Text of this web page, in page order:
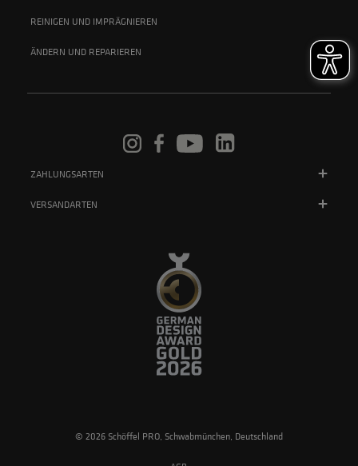
REINIGEN UND IMPRÄGNIEREN
ÄNDERN UND REPARIEREN
ZAHLUNGSARTEN
VERSANDARTEN
© 2026 Schöffel PRO, Schwabmünchen, Deutschland